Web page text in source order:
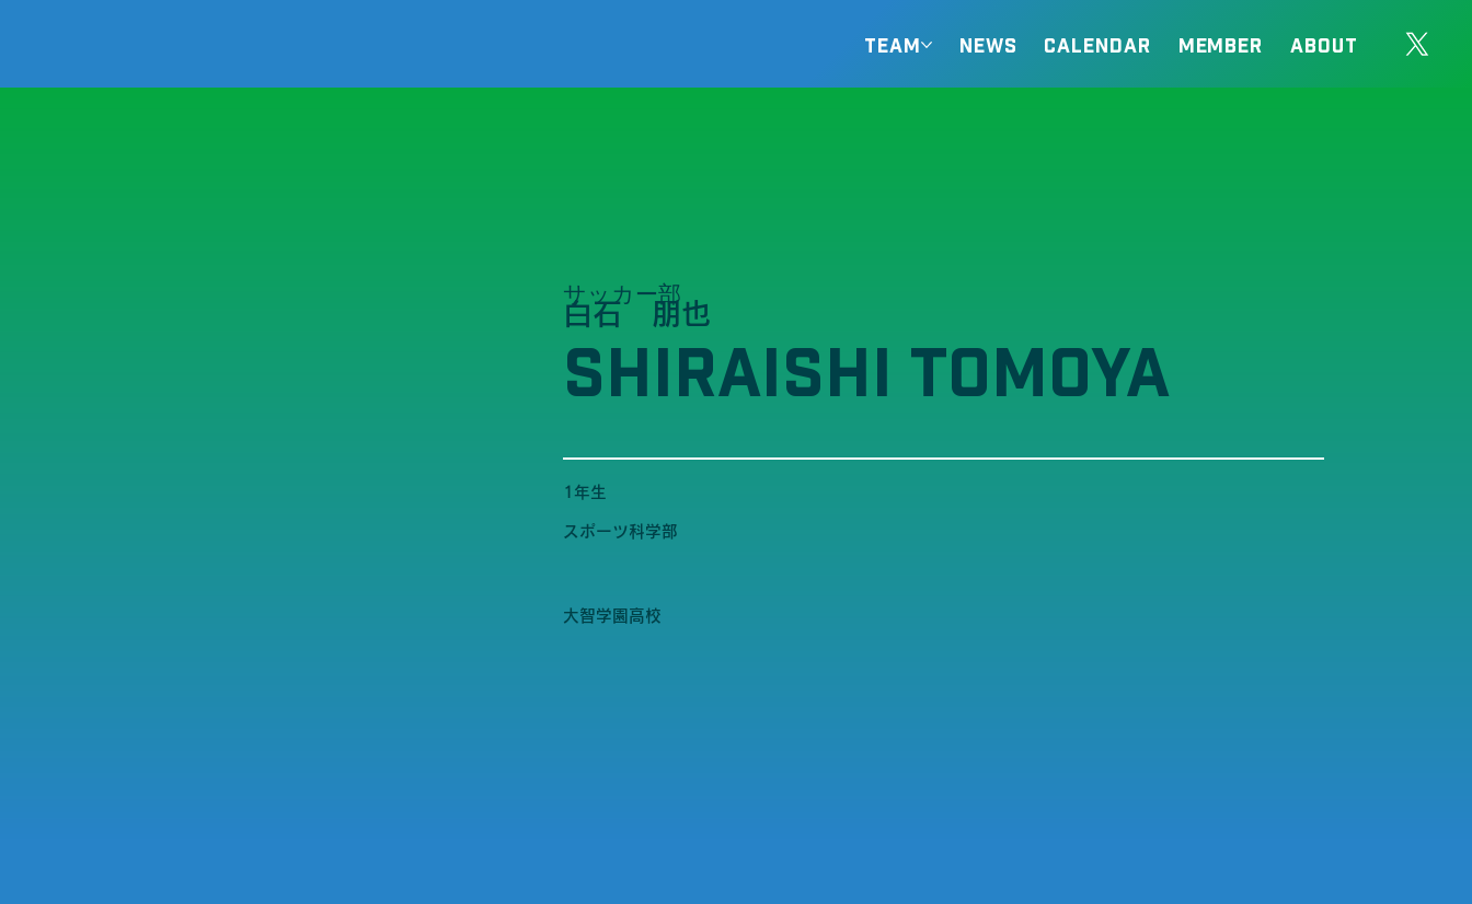
TEAM NEWS CALENDAR MEMBER ABOUT
サッカー部
白石 朋也
SHIRAISHI TOMOYA
1年生
スポーツ科学部
大智学園高校